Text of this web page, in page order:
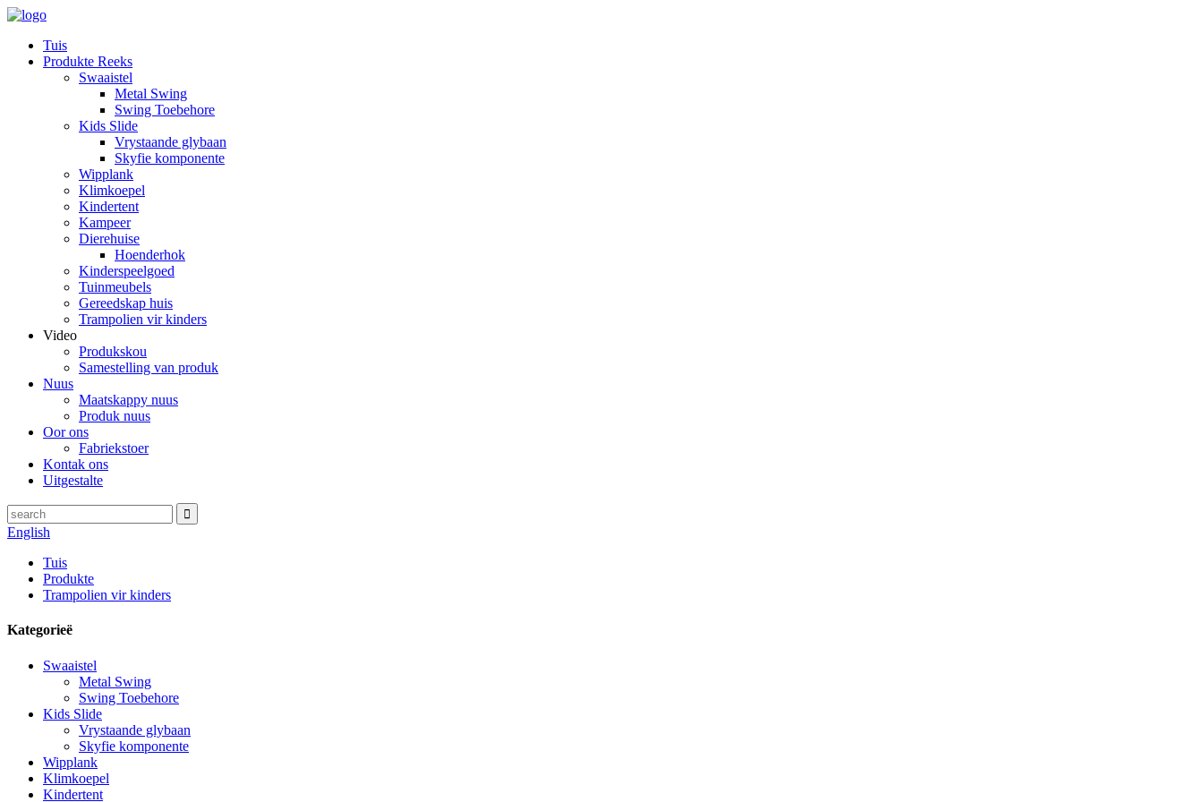
Tuis
Produkte Reeks
Swaaistel
Metal Swing
Swing Toebehore
Kids Slide
Vrystaande glybaan
Skyfie komponente
Wipplank
Klimkoepel
Kindertent
Kampeer
Dierehuise
Hoenderhok
Kinderspeelgoed
Tuinmeubels
Gereedskap huis
Trampolien vir kinders
Video
Produkskou
Samestelling van produk
Nuus
Maatskappy nuus
Produk nuus
Oor ons
Fabriekstoer
Kontak ons
Uitgestalte
English
Tuis
Produkte
Trampolien vir kinders
Kategorieë
Swaaistel
Metal Swing
Swing Toebehore
Kids Slide
Vrystaande glybaan
Skyfie komponente
Wipplank
Klimkoepel
Kindertent